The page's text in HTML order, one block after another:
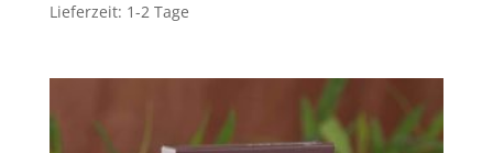
Lieferzeit: 1-2 Tage